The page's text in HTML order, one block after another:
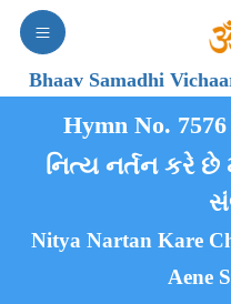
Bhaav Samadhi
Hymn No. 7576
નિત્ય નર્તન કરે
Nitya Nartan Kare
Aene